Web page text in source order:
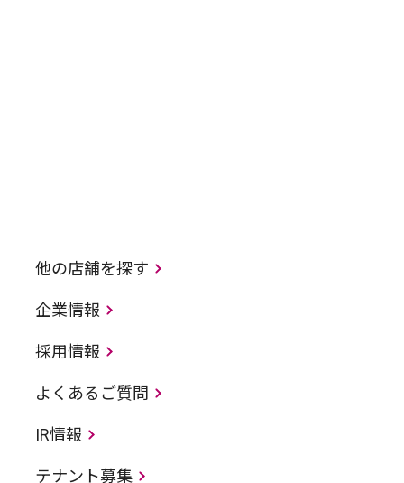
他の店舗を探す
企業情報
採用情報
よくあるご質問
IR情報
テナント募集